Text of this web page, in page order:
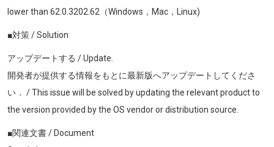
lower than 62.0.3202.62（Windows，Mac，Linux)
■対策 / Solution
アップデートする / Update.
開発者が提供する情報をもとに最新版へアップデートしてくださ
い． / This issue will be solved by updating the relevant product to
the version provided by the OS vendor or distribution source.
■関連文書 / Document